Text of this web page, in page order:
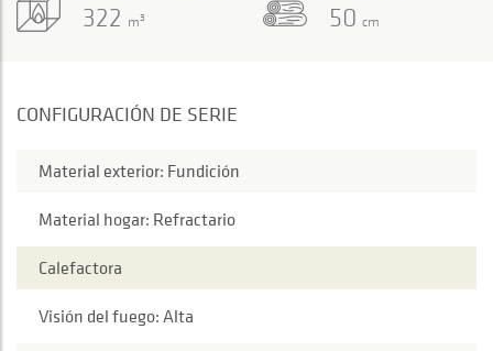
322 m3 50 cm
CONFIGURACIÓN DE SERIE
Material exterior: Fundición
Material hogar: Refractario
Calefactora
Visión del fuego: Alta